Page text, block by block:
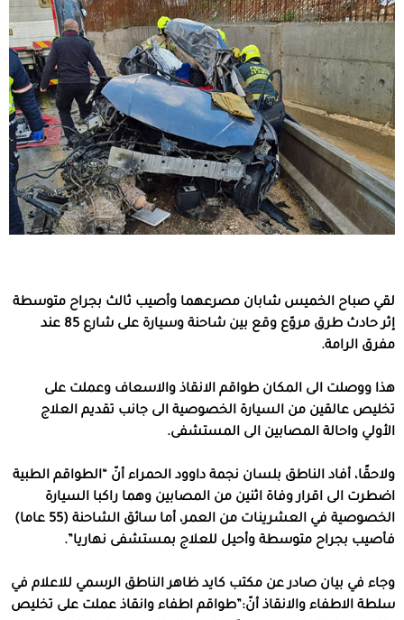
لقي صباح الخميس شابان مصرعهما وأصيب ثالث بجراح متوسطة
إثر حادث طرق مروّع وقع بين شاحنة وسيارة على شارع 85 عند
مفرق الرامة.
هذا ووصلت الى المكان طواقم الانقاذ والاسعاف وعملت على
تخليص عالقين من السيارة الخصوصية الى جانب تقديم العلاج
الأولي واحالة المصابين الى المستشفى.
ولاحقًا، أفاد الناطق بلسان نجمة داوود الحمراء أنّ “الطواقم الطبية
اضطرت الى اقرار وفاة اثنين من المصابين وهما راكبا السيارة
الخصوصية في العشرينات من العمر، أما سائق الشاحنة (55 عاما)
فأصيب بجراح متوسطة وأحيل للعلاج بمستشفى نهاريا”.
وجاء في بيان صادر عن مكتب كايد ظاهر الناطق الرسمي للاعلام في
سلطة الاطفاء والانقاذ أنّ:”طواقم اطفاء وانقاذ عملت على تخليص